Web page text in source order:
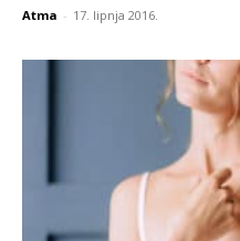
Atma - 17. lipnja 2016.